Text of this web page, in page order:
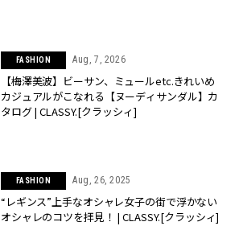
FASHION Aug, 7, 2026
【梅澤美波】ビーサン、ミュールetc.きれいめ
カジュアルがこなれる【ヌーディサンダル】カ
タログ | CLASSY.[クラッシィ]
FASHION Aug, 26, 2025
“レギンス”上手なオシャレ女子の街で浮かない
オシャレのコツを拝見！ | CLASSY.[クラッシィ]